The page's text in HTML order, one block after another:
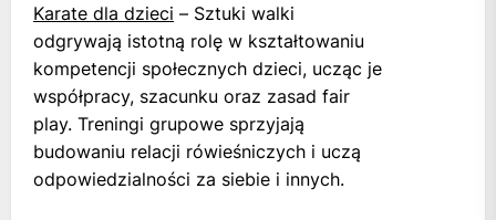
Karate dla dzieci – Sztuki walki
odgrywają istotną rolę w kształtowaniu
kompetencji społecznych dzieci, ucząc je
współpracy, szacunku oraz zasad fair
play. Treningi grupowe sprzyjają
budowaniu relacji rówieśniczych i uczą
odpowiedzialności za siebie i innych.